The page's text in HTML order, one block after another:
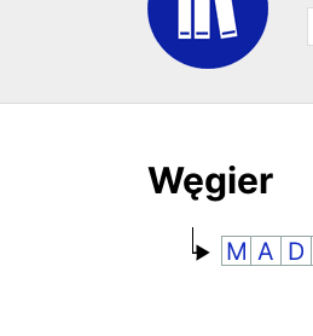
Węgier
M A D